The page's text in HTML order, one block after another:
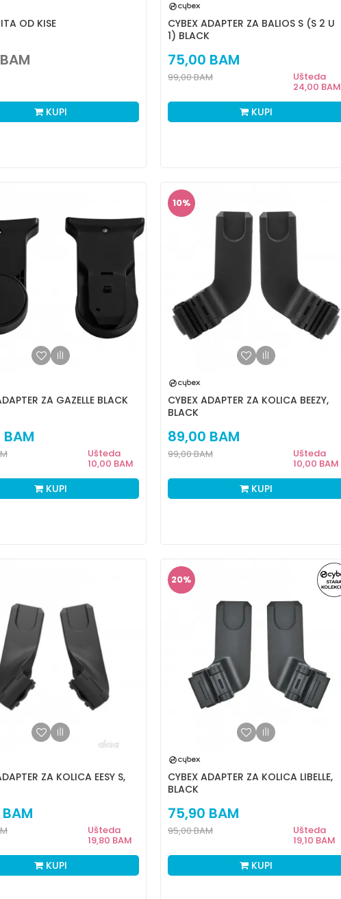
OD KISE
BAM
KUPI
CYBEX ADAPTER ZA BALIOS S (S 2 U
1) BLACK
75,00 BAM
Ušteda
24,00 BAM
99,00BAM
KUPI
ZA GAZELLE BLACK
BAM
Ušteda
10,00 BAM
KUPI
10%
CYBEX ADAPTER ZA KOLICA BEEZY,
BLACK
89,00 BAM
Ušteda
10,00 BAM
99,00BAM
KUPI
ZA KOLICA EESY S,
BAM
Ušteda
19,80 BAM
KUPI
20%
CYBEX ADAPTER ZA KOLICA LIBELLE,
BLACK
75,90 BAM
Ušteda
19,10 BAM
95,00BAM
KUPI